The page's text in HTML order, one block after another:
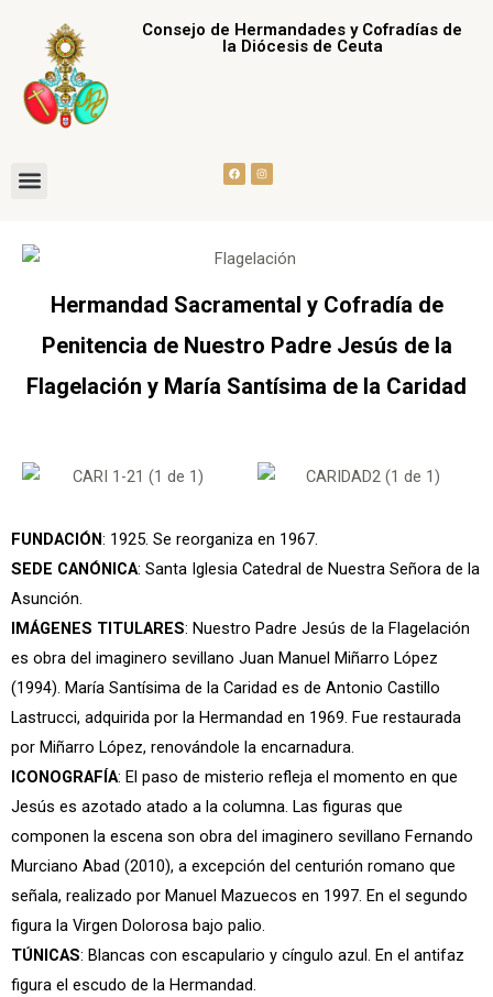
contenido
Consejo de Hermandades y Cofradías de
la Diócesis de Ceuta
Menu
F
a
c
I
n
s
m
Hermandad Sacramental y Cofradía de
Penitencia de Nuestro Padre Jesús de la
Flagelación y María Santísima de la Caridad
FUNDACIÓN: 1925. Se reorganiza en 1967.
SEDE CANÓNICA: Santa Iglesia Catedral de Nuestra Señora de la
Asunción.
IMÁGENES TITULARES: Nuestro Padre Jesús de la Flagelación
es obra del imaginero sevillano Juan Manuel Miñarro López
(1994). María Santísima de la Caridad es de Antonio Castillo
Lastrucci, adquirida por la Hermandad en 1969. Fue restaurada
por Miñarro López, renovándole la encarnadura.
ICONOGRAFÍA: El paso de misterio refleja el momento en que
Jesús es azotado atado a la columna. Las figuras que
componen la escena son obra del imaginero sevillano Fernando
Murciano Abad (2010), a excepción del centurión romano que
señala, realizado por Manuel Mazuecos en 1997. En el segundo
figura la Virgen Dolorosa bajo palio.
TÚNICAS: Blancas con escapulario y cíngulo azul. En el antifaz
figura el escudo de la Hermandad.